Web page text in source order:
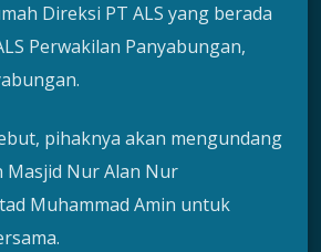
Direksi PT ALS yang berada
Perwakilan Panyabungan,
pihaknya akan mengundang
Masjid Nur Alan Nur
Muhammad Amin untuk